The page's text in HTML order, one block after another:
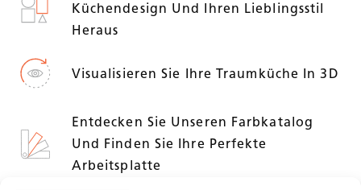
Küchendesign Und Ihren Lieblingsstil
Heraus
Visualisieren Sie Ihre Traumküche In 3D
Entdecken Sie Unseren Farbkatalog
Und Finden Sie Ihre Perfekte
Arbeitsplatte